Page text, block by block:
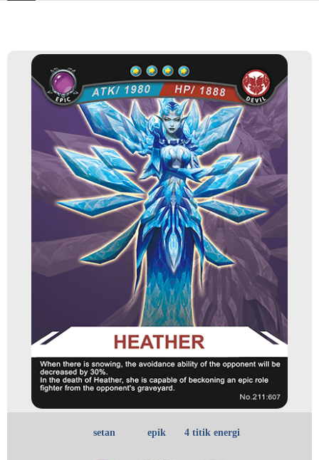
setan epik 4 titik energi